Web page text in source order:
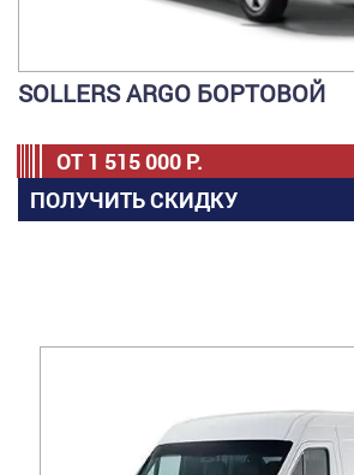
SOLLERS ARGO БОРТОВОЙ
ОТ 1 515 000 Р.
ПОЛУЧИТЬ СКИДКУ